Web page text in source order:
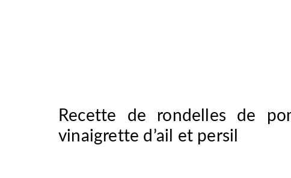
Recette de rondelles de
vinaigrette d’ail et persil